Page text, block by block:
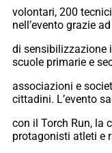
volontari, 200
nell’evento grazie
di sensibilizzazione
scuole primarie e
associazioni e
cittadini. L’evento
con il Torch Run, la
protagonisti atleti e